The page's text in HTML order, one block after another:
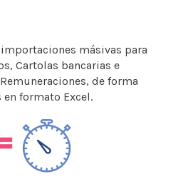
másivas para
Cartolas bancarias e
de forma
formato Excel.